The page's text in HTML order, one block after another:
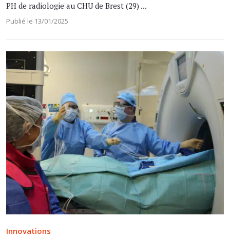
PH de radiologie au CHU de Brest (29) ...
Publié le 13/01/2025
Innovations